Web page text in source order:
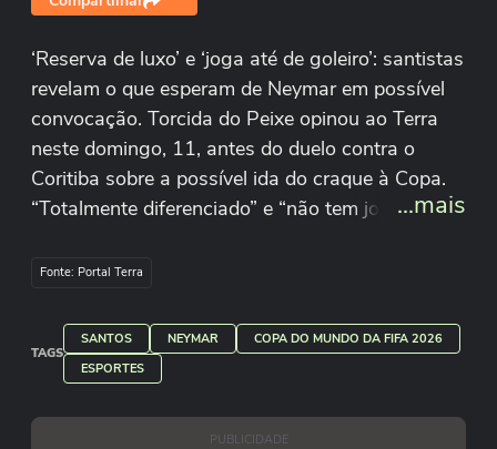
‘Reserva de luxo’ e ‘joga até de goleiro’: santistas
revelam o que esperam de Neymar em possível
convocação. Torcida do Peixe opinou ao Terra
neste domingo, 11, antes do duelo contra o
Coritiba sobre a possível ida do craque à Copa.
“Totalmente diferenciado” e “não tem jogador
camisa 10 do clube. Raul Godoy/Redação Terra
...mais
Fonte: Portal Terra
TAGS
SANTOS NEYMAR
COPA DO MUNDO DA FIFA 2026
ESPORTES
PUBLICIDADE